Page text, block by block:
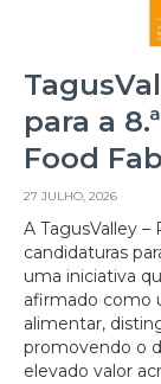
para a
Food
27 JULHO, 2026
A TagusValley –
candidaturas
uma iniciativa
afirmado como
alimentar,
promovendo o
elevado valor